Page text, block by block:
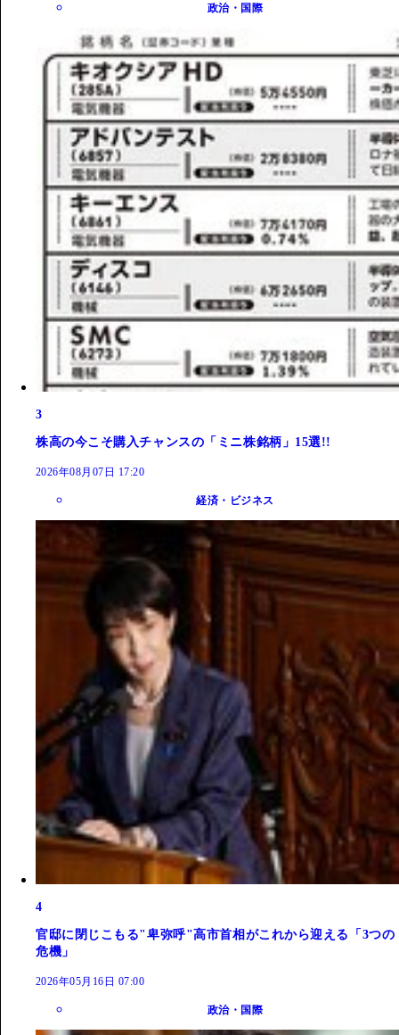
政治・国際
3
株高の今こそ購入チャンスの「ミニ株銘柄」15選!!
2026年08月07日 17:20
経済・ビジネス
4
官邸に閉じこもる"卑弥呼"高市首相がこれから迎える「3つの
危機」
2026年05月16日 07:00
政治・国際